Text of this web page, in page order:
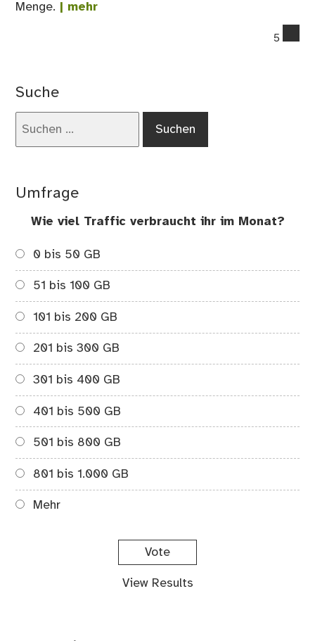
Menge. | mehr
5
Suche
Umfrage
Wie viel Traffic verbraucht ihr im Monat?
0 bis 50 GB
51 bis 100 GB
101 bis 200 GB
201 bis 300 GB
301 bis 400 GB
401 bis 500 GB
501 bis 800 GB
801 bis 1.000 GB
Mehr
View Results